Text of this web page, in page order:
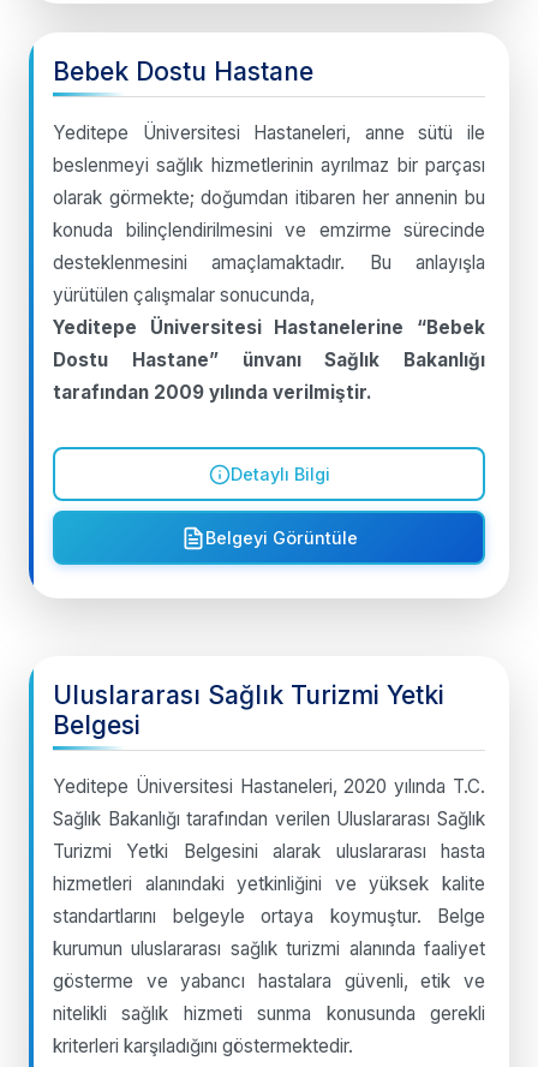
Bebek Dostu Hastane
Yeditepe Üniversitesi Hastaneleri, anne sütü ile
beslenmeyi sağlık hizmetlerinin ayrılmaz bir parçası
olarak görmekte; doğumdan itibaren her annenin bu
konuda bilinçlendirilmesini ve emzirme sürecinde
desteklenmesini amaçlamaktadır. Bu anlayışla
yürütülen çalışmalar sonucunda,
Yeditepe Üniversitesi Hastanelerine “Bebek
Dostu Hastane”ünvanı Sağlık Bakanlığı
tarafından 2009 yılında verilmiştir.
Detaylı Bilgi
Belgeyi Görüntüle
Uluslararası Sağlık Turizmi Yetki
Belgesi
Yeditepe Üniversitesi Hastaneleri, 2020 yılında T.C.
Sağlık Bakanlığı tarafından verilen Uluslararası Sağlık
Turizmi Yetki Belgesini alarak uluslararası hasta
hizmetleri alanındaki yetkinliğini ve yüksek kalite
standartlarını belgeyle ortaya koymuştur. Belge
kurumun uluslararası sağlık turizmi alanında faaliyet
gösterme ve yabancı hastalara güvenli, etik ve
nitelikli sağlık hizmeti sunma konusunda gerekli
kriterleri karşıladığını göstermektedir.